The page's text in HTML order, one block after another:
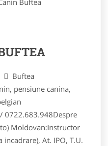
Buftea
pensiune canina,
0722.683.948Despre
Moldovan:Instructor
At. IPO, T.U.